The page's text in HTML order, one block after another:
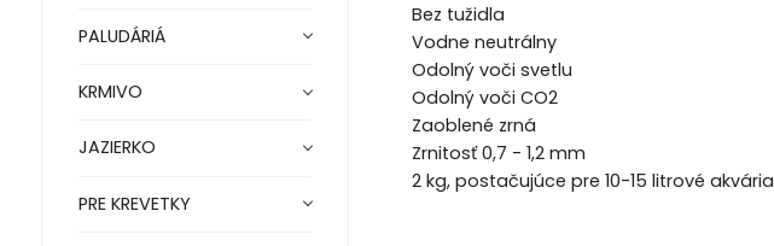
PALUDÁRIÁ
KRMIVO
JAZIERKO
PRE KREVETKY
Bez tužidla
Vodne neutrálny
Odolný voči svetlu
Odolný voči CO2
Zaoblené zrná
Zrnitosť 0,7 - 1,2 mm
2 kg, postačujúce pre 10-15 litrové akvária